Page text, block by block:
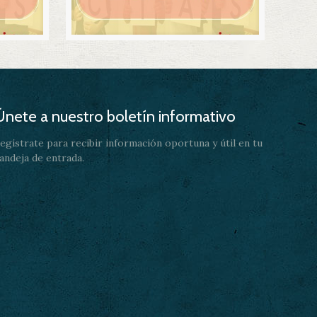
a nuestro boletín informativo
para recibir información oportuna y útil en tu
de entrada.